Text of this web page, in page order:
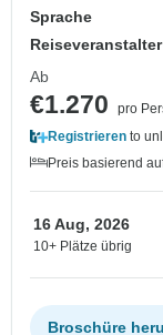
Sprache
Reiseveranstalter
Ab
€1.270
pro
Registrieren to
Preis basierend
16 Aug, 2026
10+ Plätze übrig
Broschüre